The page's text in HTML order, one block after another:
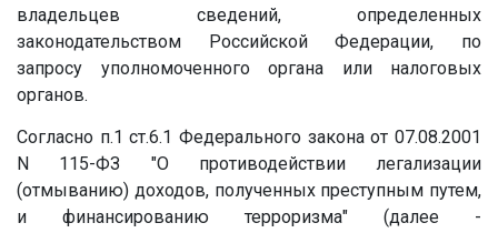
владельцев сведений, определенных
законодательством Российской Федерации, по
запросу уполномоченного органа или налоговых
органов.
Согласно п.1 ст.6.1 Федерального закона от 07.08.2001
N 115-ФЗ "О противодействии легализации
(отмыванию) доходов, полученных преступным путем,
и финансированию терроризма" (далее -